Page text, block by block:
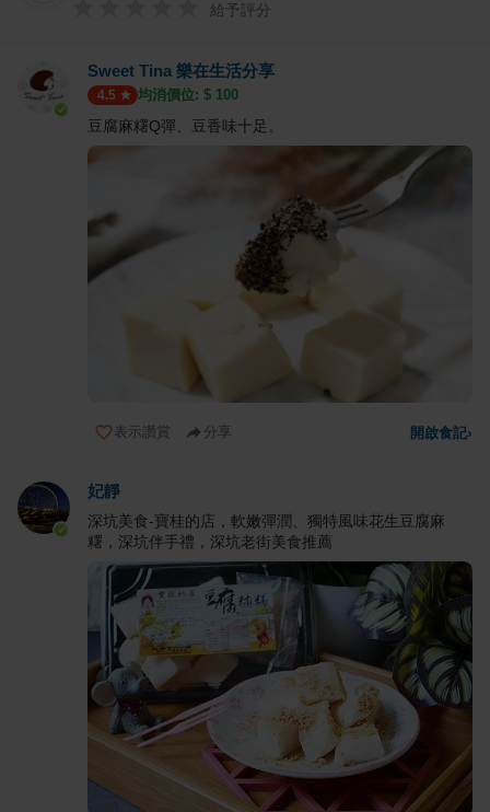
給予評分
Sweet Tina 樂在生活分享
4.5 均消價位: $ 100
豆腐麻糬Q彈、豆香味十足。
表示讚賞 分享 開啟食記›
妃靜
深坑美食-寶桂的店，軟嫩彈潤、獨特風味花生豆腐麻
糬，深坑伴手禮，深坑老街美食推薦